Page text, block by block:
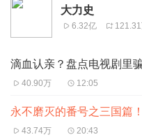
3、成为管理员送999元小
4、助手微信： dalishi202
大力史
6.32亿
滴血认亲？盘点电视剧里
40.90万 12:05
永不磨灭的番号之三国篇！
43.74万 20:43